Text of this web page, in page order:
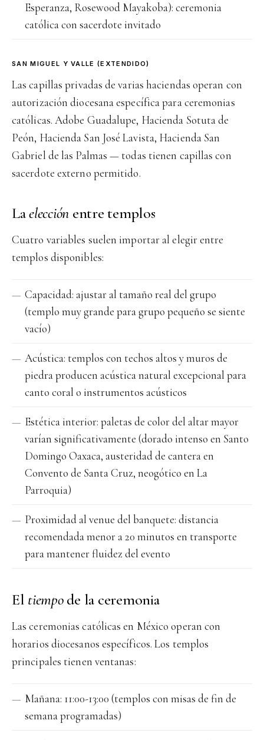
Esperanza, Rosewood Mayakoba): ceremonia
católica con sacerdote invitado
SAN MIGUEL Y VALLE (EXTENDIDO)
Las capillas privadas de varias haciendas operan con
autorización diocesana específica para ceremonias
católicas. Adobe Guadalupe, Hacienda Sotuta de
Peón, Hacienda San José Lavista, Hacienda San
Gabriel de las Palmas — todas tienen capillas con
sacerdote externo permitido.
Laelección entre templos
Cuatro variables suelen importar al elegir entre
templos disponibles:
Capacidad: ajustar al tamaño real del grupo
(templo muy grande para grupo pequeño se siente
vacío)
Acústica: templos con techos altos y muros de
piedra producen acústica natural excepcional para
canto coral o instrumentos acústicos
Estética interior: paletas de color del altar mayor
varían significativamente (dorado intenso en Santo
Domingo Oaxaca, austeridad de cantera en
Convento de Santa Cruz, neogótico en La
Parroquia)
Proximidad al venue del banquete: distancia
recomendada menor a 20 minutos en transporte
para mantener fluidez del evento
El tiempode la ceremonia
Las ceremonias católicas en México operan con
horarios diocesanos específicos. Los templos
principales tienen ventanas:
Mañana: 11:00-13:00 (templos con misas de fin de
semana programadas)